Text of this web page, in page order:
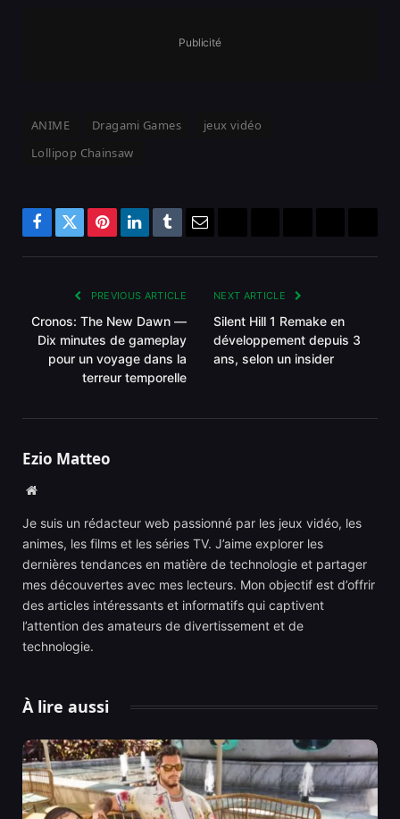
Publicité
ANIME Dragami Games
jeux vidéo
Lollipop Chainsaw
Facebook
TwitterPinterestLinkedInTumblr
PREVIOUS ARTICLE
Cronos: The New Dawn —
Dix minutes de gameplay
pour un voyage dans la
terreur temporelle
NEXT ARTICLE
Silent Hill 1 Remake en
développement depuis 3
ans, selon un insider
Ezio Matteo
Website
Je suis un rédacteur web passionné par les jeux vidéo, les
animes, les films et les séries TV. J’aime explorer les
dernières tendances en matière de technologie et partager
mes découvertes avec mes lecteurs. Mon objectif est d’offrir
des articles intéressants et informatifs qui captivent
l’attention des amateurs de divertissement et de
technologie.
À lire aussi